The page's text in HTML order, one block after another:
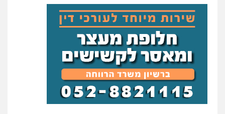
עו"ד אסף גונן
פלילי פשע חמור תעבורה צבא
וחקירות
0542255161
גל דהן – משרד עורך דין פלילי
פלילי פשיעה חמורה סמים מעצרים
וחקירות
0544723840